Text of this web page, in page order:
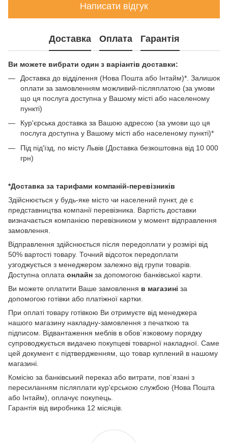
Написати відгук
Доставка Оплата Гарантія
Ви можете вибрати один з варіантів доставки:
Доставка до відділення (Нова Пошта або Інтайм)*. Залишок
оплати за замовленням можливий-післяплатою (за умови
що ця послуга доступна у Вашому місті або населеному
пункті)
Кур'єрська доставка за Вашою адресою (за умови що ця
послуга доступна у Вашому місті або населеному пункті)*
Під під'їзд, по місту Львів (Доставка безкоштовна від 10 000
грн)
*Доставка за тарифами компаній-перевізників
Здійснюється у будь-яке місто чи населений пункт, де є
представництва компанії перевізника. Вартість доставки
визначається компанією перевізником у момент відправлення
замовлення.
Відправлення здійснюється після передоплати у розмірі від
50% вартості товару. Точний відсоток передоплати
узгоджується з менеджером залежно від групи товарів.
Доступна оплата онлайн за допомогою банківської карти.
Ви можете оплатити Ваше замовлення в магазині за
допомогою готівки або платіжної картки.
При оплаті товару готівкою Ви отримуєте від менеджера
нашого магазину накладну-замовлення з печаткою та
підписом. Відвантаження меблів в обов`язковому порядку
супроводжується видачею покупцеві товарної накладної. Саме
цей документ є підтвердженням, що товар куплений в нашому
магазині.
Комісію за банківський переказ або витрати, пов`язані з
пересиланням післяплати кур'єрською службою (Нова Пошта
або Інтайм), оплачує покупець.
Гарантія від виробника 12 місяців.